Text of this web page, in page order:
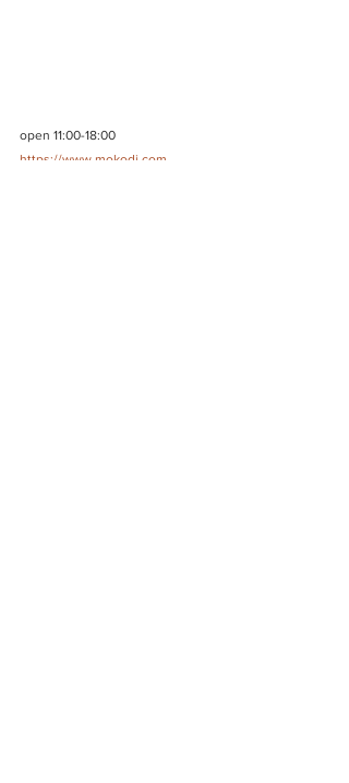
open 11:00-18:00
https://www.mokodi.com